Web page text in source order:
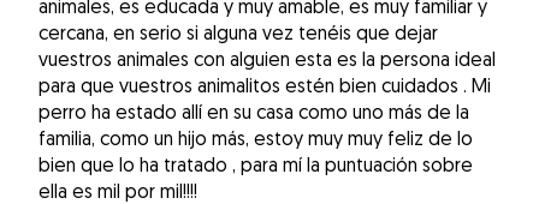
animales, es educada y muy amable, es muy familiar y
cercana, en serio si alguna vez tenéis que dejar
vuestros animales con alguien esta es la persona ideal
para que vuestros animalitos estén bien cuidados . Mi
perro ha estado allí en su casa como uno más de la
familia, como un hijo más, estoy muy muy feliz de lo
bien que lo ha tratado , para mí la puntuación sobre
ella es mil por mil!!!!